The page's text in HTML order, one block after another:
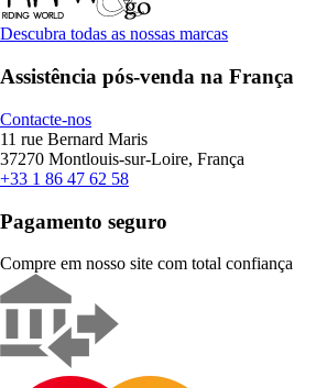
Descubra todas as nossas marcas
Assistência pós-venda na França
Contacte-nos
11 rue Bernard Maris
37270 Montlouis-sur-Loire, França
+33 1 86 47 62 58
Pagamento seguro
Compre em nosso site com total confiança